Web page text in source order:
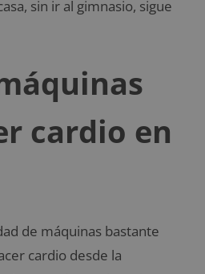
sin ir al gimnasio, sigue
cardio en
de máquinas bastante
cardio desde la